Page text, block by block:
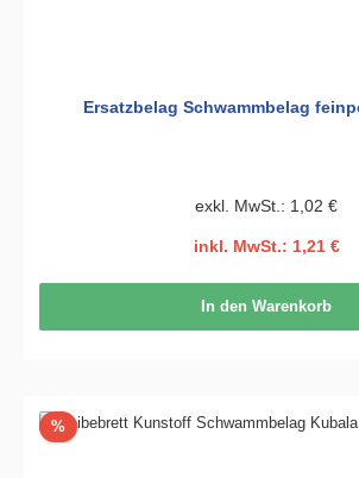
Ersatzbelag Schwammbelag
exkl. MwSt.: 1,02 €
inkl. MwSt.: 1,21 €
In den Warenkorb
%Rabatt